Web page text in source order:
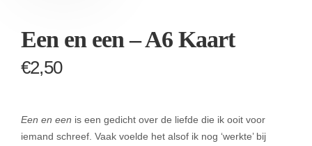
Een en een – A6 Kaart
€2,50
Een en een is een gedicht over de liefde die ik ooit voor
iemand schreef. Vaak voelde het alsof ik nog ‘werkte’ bij